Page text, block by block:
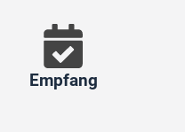
Empfang